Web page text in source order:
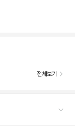
전체보기